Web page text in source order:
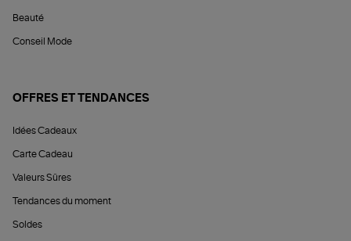
Beauté
Conseil Mode
OFFRES ET TENDANCES
Idées Cadeaux
Carte Cadeau
Valeurs Sûres
Tendances du moment
Soldes